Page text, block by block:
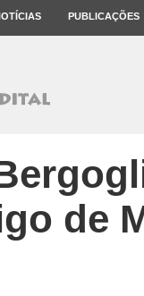
PUBLICAÇÕES
de